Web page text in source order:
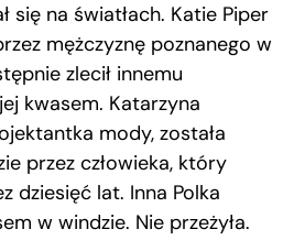
się na światłach. Katie Piper
mężczyznę poznanego w
zlecił innemu
kwasem. Katarzyna
mody, została
przez człowieka, który
dziesięć lat. Inna Polka
w windzie. Nie przeżyła.